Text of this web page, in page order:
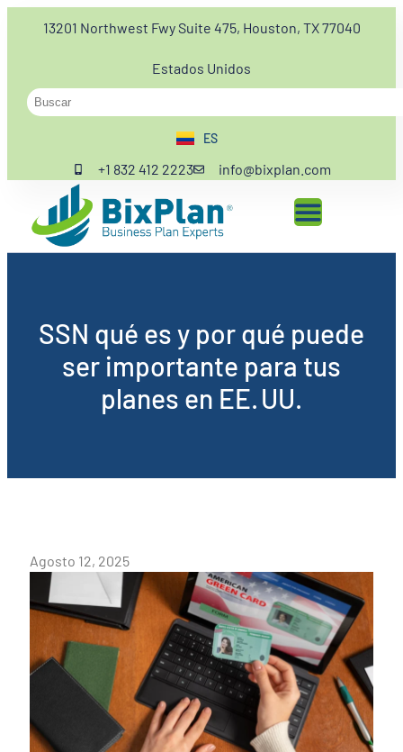
13201 Northwest Fwy Suite 475, Houston, TX 77040
Estados Unidos
ES
EN
+1 832 412 2223 info@bixplan.com
SSN qué es y por qué puede
ser importante para tus
planes en EE. UU.
Agosto 12, 2025